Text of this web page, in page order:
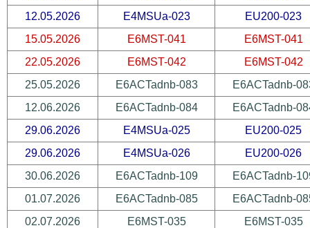
12.05.2026
E4MSUa-023
EU200-023
15.05.2026
E6MST-041
E6MST-041
22.05.2026
E6MST-042
E6MST-042
25.05.2026
E6ACTadnb-083
E6ACTadnb-
12.06.2026
E6ACTadnb-084
E6ACTadnb-
29.06.2026
E4MSUa-025
EU200-025
29.06.2026
E4MSUa-026
EU200-026
30.06.2026
E6ACTadnb-109
E6ACTadnb-
01.07.2026
E6ACTadnb-085
E6ACTadnb-
02.07.2026
E6MST-035
E6MST-035